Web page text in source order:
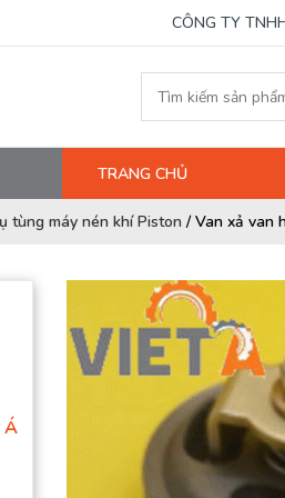
CÔNG TY
TRANG CHỦ
tùng máy nén khí Piston /Van xả van
Á